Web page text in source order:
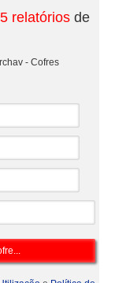
5 relatórios de
- Cofres